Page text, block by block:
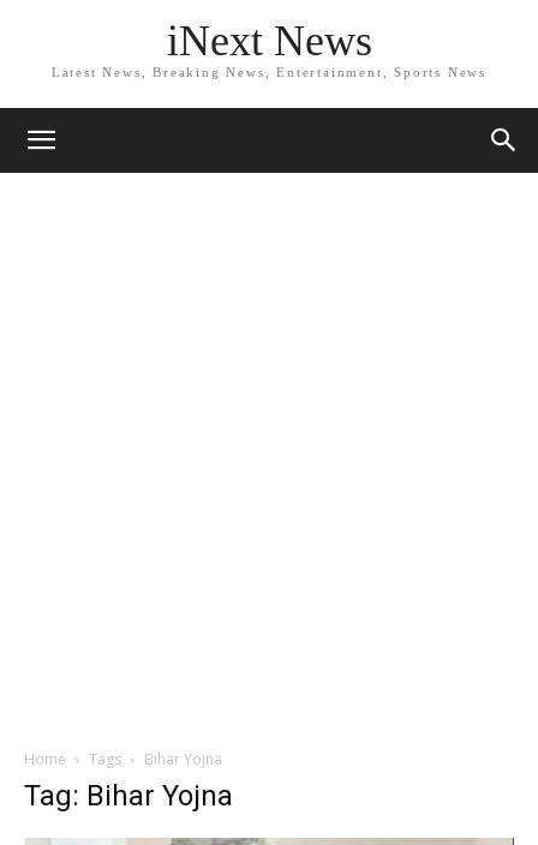
iNext News
Latest News, Breaking News, Entertainment, Sports News
Home Tags Bihar Yojna
Tag: Bihar Yojna